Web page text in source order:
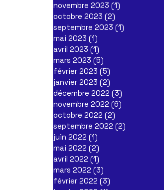
novembre 2023 (1)
octobre 2023 (2)
septembre 2023 (1)
mai 2023 (1)
avril 2023 (1)
mars 2023 (5)
février 2023 (5)
janvier 2023 (2)
décembre 2022 (3)
novembre 2022 (6)
octobre 2022 (2)
septembre 2022 (2)
juin 2022 (1)
mai 2022 (2)
avril 2022 (1)
mars 2022 (3)
février 2022 (3)